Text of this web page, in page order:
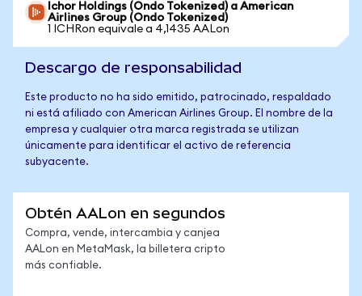
Ichor Holdings (Ondo Tokenized) a American
Airlines Group (Ondo Tokenized)
1 ICHRon equivale a 4,1435 AALon
Descargo de responsabilidad
Este producto no ha sido emitido, patrocinado, respaldado
ni está afiliado con American Airlines Group. El nombre de la
empresa y cualquier otra marca registrada se utilizan
únicamente para identificar el activo de referencia
subyacente.
Obtén AALon en segundos
Compra, vende, intercambia y canjea
AALon en MetaMask, la billetera cripto
más confiable.